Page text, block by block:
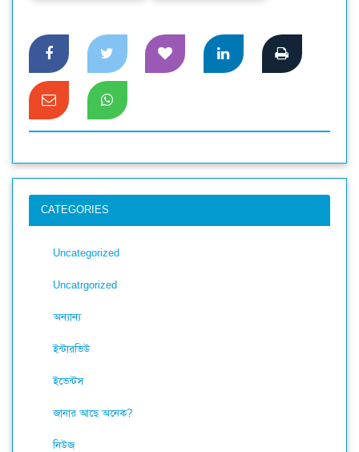
CATEGORIES
Uncategorized
Uncatrgorized
অন্যান্য
ইন্টারভিউ
ইভেন্টস
জানার আছে অনেক?
নিউজ